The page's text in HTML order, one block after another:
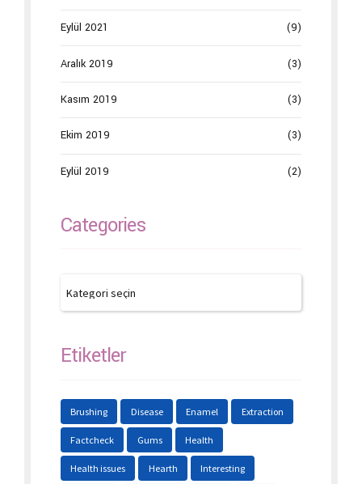
Eylül 2021 (9)
Aralık 2019 (3)
Kasım 2019 (3)
Ekim 2019 (3)
Eylül 2019 (2)
Categories
Etiketler
Brushing Disease Enamel Extraction
Factcheck Gums Health
Health issues Hearth Interesting